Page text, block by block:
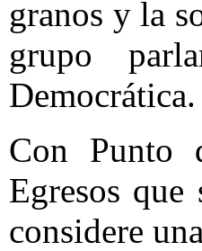
granos y la
grupo
Con Punto
Egresos
considere